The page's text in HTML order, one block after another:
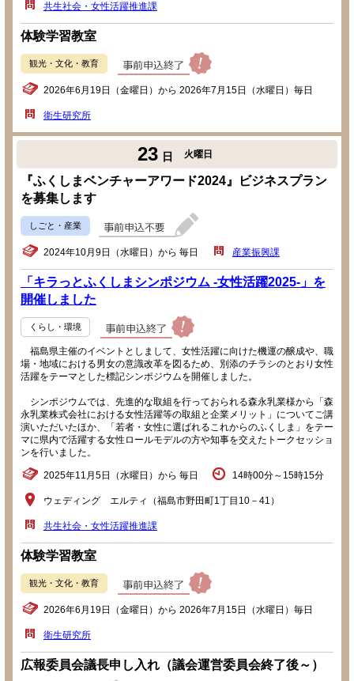
共生社会・女性活躍推進課
体験学習教室
観光・文化・教育
2026年6月19日（金曜日）から 2026年7月15日（水曜日）毎日
衛生研究所
23 日 火曜日
『ふくしまベンチャーアワード2024』ビジネスプラン
を募集します
しごと・産業
2024年10月9日（水曜日）から 毎日 産業振興課
「キラっとふくしまシンポジウム -女性活躍2025-」を
開催しました
くらし・環境
福島県主催のイベントとしまして、女性活躍に向けた機運の醸成や、職
場・地域における男女の意識改革を図るため、別添のチラシのとおり女性
活躍をテーマとした標記シンポジウムを開催しました。
シンポジウムでは、先進的な取組を行っておられる森永乳業様から「森
永乳業株式会社における女性活躍等の取組と企業メリット」についてご講
演いただいたほか、「若者・女性に選ばれるこれからのふくしま」をテー
マに県内で活躍する女性ロールモデルの方や知事を交えたトークセッショ
ンを行いました。
2025年11月5日（水曜日）から 毎日 14時00分～15時15分
ウェディング エルティ（福島市野田町1丁目10－41）
共生社会・女性活躍推進課
体験学習教室
観光・文化・教育
2026年6月19日（金曜日）から 2026年7月15日（水曜日）毎日
衛生研究所
広報委員会議長申し入れ（議会運営委員会終了後～）